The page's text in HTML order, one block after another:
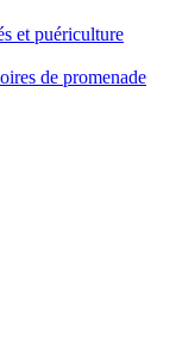
et puériculture
de promenade